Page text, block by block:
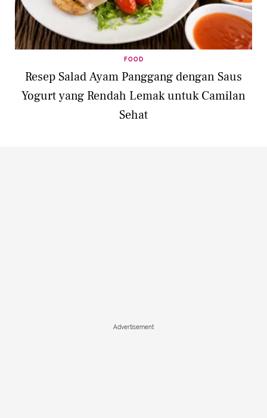
FOOD
Resep Salad Ayam Panggang dengan Saus
Yogurt yang Rendah Lemak untuk Camilan
Sehat
Advertisement